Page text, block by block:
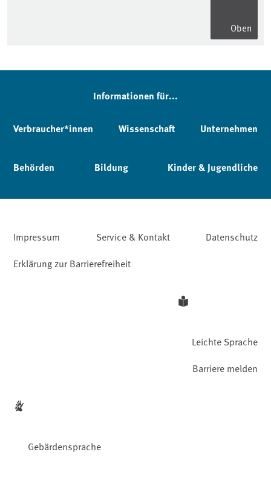
Oben
Informationen für...
Verbraucher*innen Wissenschaft Unternehmen
Behörden Bildung Kinder & Jugendliche
Impressum Service & Kontakt
Datenschutz
Erklärung zur Barrierefreiheit
Leichte Sprache
Gebärdensprache
Barriere melden